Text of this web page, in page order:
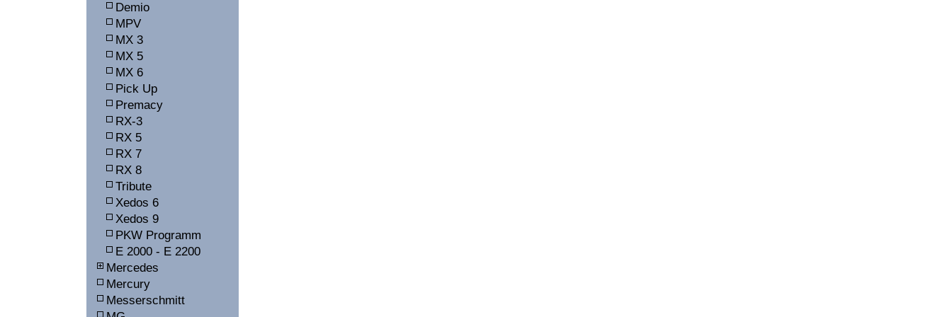
Demio
MPV
MX 3
MX 5
MX 6
Pick Up
Premacy
RX-3
RX 5
RX 7
RX 8
Tribute
Xedos 6
Xedos 9
PKW Programm
E 2000 - E 2200
Mercedes
Mercury
Messerschmitt